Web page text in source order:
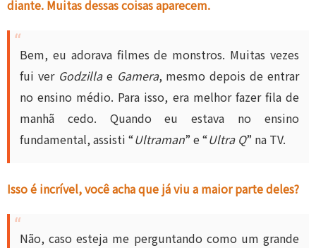
diante. Muitas dessas coisas aparecem.
Bem, eu adorava filmes de monstros. Muitas vezes
fui ver Godzillae Gamera, mesmo depois de entrar
no ensino médio. Para isso, era melhor fazer fila de
manhã cedo. Quando eu estava no ensino
fundamental, assisti “Ultraman” e “Ultra Q” na TV.
Isso é incrível, você acha que já viu a maior parte deles?
Não, caso esteja me perguntando como um grande